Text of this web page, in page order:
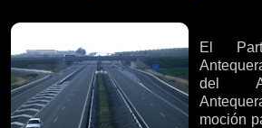
El
del
moción